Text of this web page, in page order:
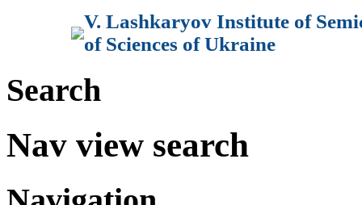
V. Lashkaryov Institute of
of Sciences of Ukraine
Search
Nav view search